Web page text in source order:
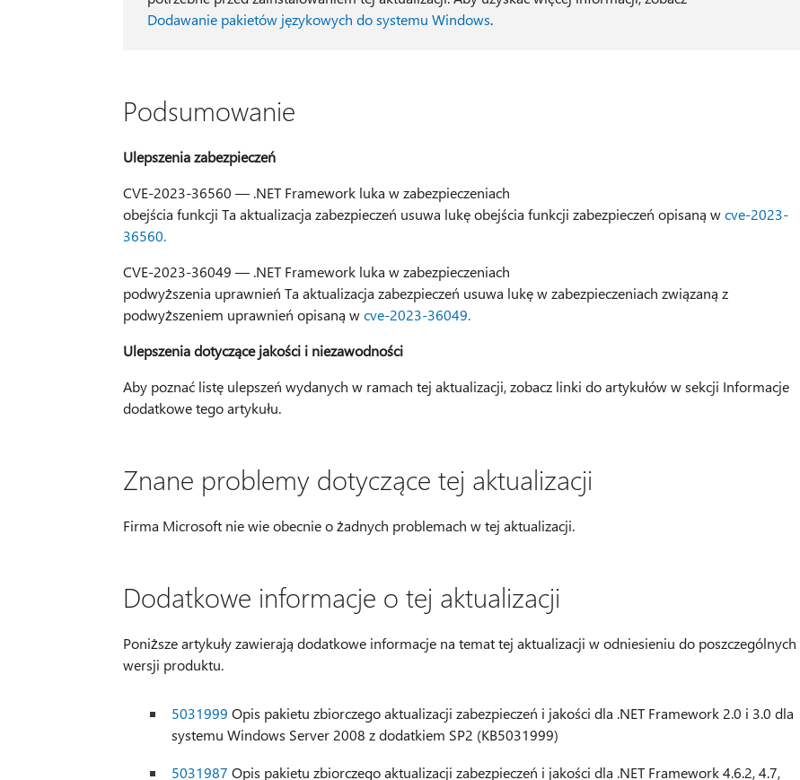
Dodawanie pakietów językowych do systemu Windows.
Podsumowanie
Ulepszenia zabezpieczeń
CVE-2023-36560 — .NET Framework luka w zabezpieczeniach
obejścia funkcji Ta aktualizacja zabezpieczeń usuwa lukę obejścia funkcji zabezpieczeń opisaną wcve-2023-
36560.
CVE-2023-36049 — .NET Framework luka w zabezpieczeniach
podwyższenia uprawnień Ta aktualizacja zabezpieczeń usuwa lukę w zabezpieczeniach związaną z
podwyższeniem uprawnień opisaną wcve-2023-36049.
Ulepszenia dotyczące jakości i niezawodności
Aby poznać listę ulepszeń wydanych w ramach tej aktualizacji, zobacz linki do artykułów w sekcji Informacje
dodatkowe tego artykułu.
Znane problemy dotyczące tej aktualizacji
Firma Microsoft nie wie obecnie o żadnych problemach w tej aktualizacji.
Dodatkowe informacje o tej aktualizacji
Poniższe artykuły zawierają dodatkowe informacje na temat tej aktualizacji w odniesieniu do poszczególnych
wersji produktu.
5031999 Opis pakietu zbiorczego aktualizacji zabezpieczeń i jakości dla .NET Framework 2.0 i 3.0 dla
systemu Windows Server 2008 z dodatkiem SP2 (KB5031999)
5031987 Opis pakietu zbiorczego aktualizacji zabezpieczeń i jakości dla .NET Framework 4.6.2, 4.7,